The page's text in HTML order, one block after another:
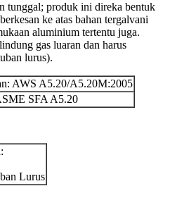
tunggal; produk ini direka bentuk
ke atas bahan tergalvani
aluminium tertentu juga.
gas luaran dan harus
lurus).
AWS A5.20/A5.20M:2005
SFA A5.20
Lurus